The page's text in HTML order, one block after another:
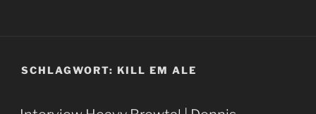
SCHLAGWORT: KILL EM ALE